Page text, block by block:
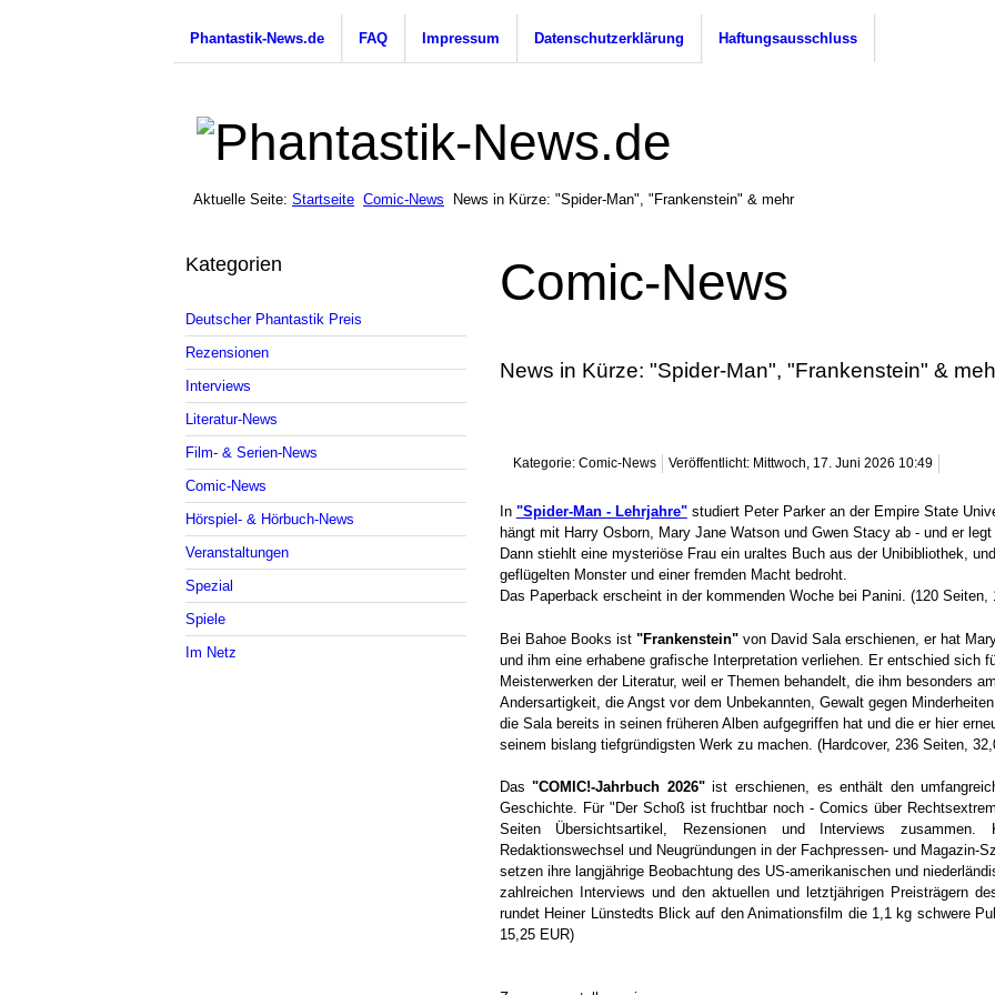
Phantastik-News.de FAQ Impressum Datenschutzerklärung Haftungsausschluss
Aktuelle Seite: Startseite Comic-News News in Kürze: "Spider-Man", "Frankenstein" & mehr
Kategorien
Deutscher Phantastik Preis
Rezensionen
Interviews
Literatur-News
Film- & Serien-News
Comic-News
Hörspiel- & Hörbuch-News
Veranstaltungen
Spezial
Spiele
Im Netz
Comic-News
News in Kürze: "Spider-Man", "Frankenstein" &
Kategorie: Comic-News Veröffentlicht: Mittwoch, 17. Juni 2026 10:49
In "Spider-Man - Lehrjahre"studiert Peter Parker an der Empire State
hängt mit Harry Osborn, Mary Jane Watson und Gwen Stacy ab - und er
Dann stiehlt eine mysteriöse Frau ein uraltes Buch aus der Unibibliothek,
geflügelten Monster und einer fremden Macht bedroht.
Das Paperback erscheint in der kommenden Woche bei Panini. (120 Seiten,
Bei Bahoe Books ist "Frankenstein"von David Sala erschienen, er hat
und ihm eine erhabene grafische Interpretation verliehen. Er entschied sich
Meisterwerken der Literatur, weil er Themen behandelt, die ihm besonders
Andersartigkeit, die Angst vor dem Unbekannten, Gewalt gegen
die Sala bereits in seinen früheren Alben aufgegriffen hat und die er hier
seinem bislang tiefgründigsten Werk zu machen. (Hardcover, 236 Seiten,
Das"COMIC!-Jahrbuch 2026"ist erschienen, es enthält den
Geschichte. Für "Der Schoß ist fruchtbar noch - Comics über
Seiten Übersichtsartikel, Rezensionen und Interviews
Redaktionswechsel und Neugründungen in der Fachpressen- und Magazin-
setzen ihre langjährige Beobachtung des US-amerikanischen und
zahlreichen Interviews und den aktuellen und letztjährigen Preisträgern
rundet Heiner Lünstedts Blick auf den Animationsfilm die 1,1 kg schwere
15,25 EUR)